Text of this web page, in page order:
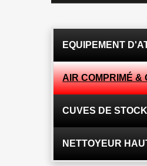
EQUIPEMENT
AIR COMPRIMÉ &
CUVES DE
NETTOYEUR